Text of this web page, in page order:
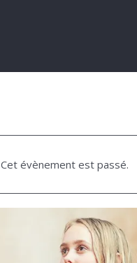
Cet évènement est passé.